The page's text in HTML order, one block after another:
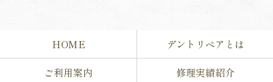
HOME
デントリペアとは
ご利用案内
修理実績紹介